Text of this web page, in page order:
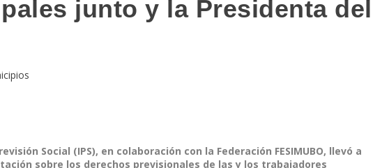
junto y la Presidenta del
Social (IPS), en colaboración con la Federación FESIMUBO, llevó a
sobre los derechos previsionales de las y los trabajadores